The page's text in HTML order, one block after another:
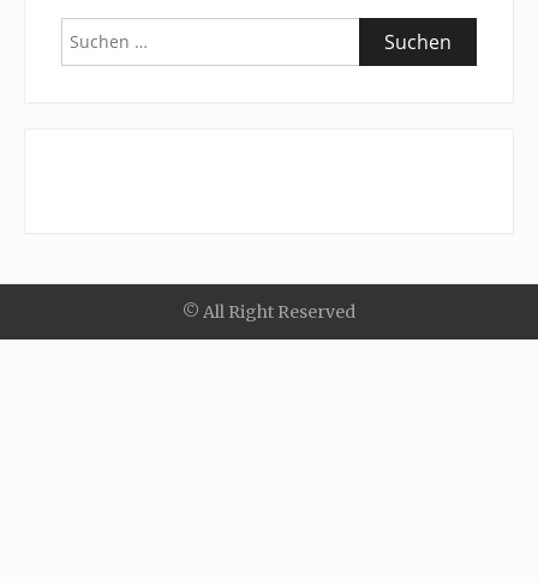
Suchen
nach:
© All Right Reserved